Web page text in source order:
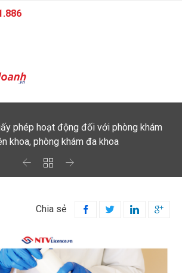
phép hoạt động đối với phòng khám
khoa, phòng khám đa khoa
  
Chia sẻ    